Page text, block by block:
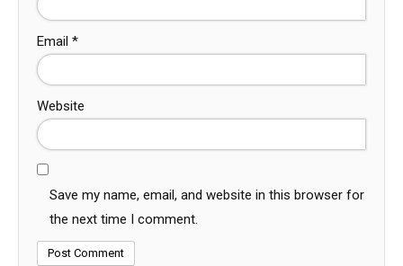
Email *
Website
Save my name, email, and website in this browser for
the next time I comment.